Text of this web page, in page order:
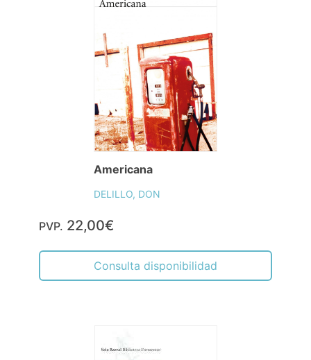
Americana
DELILLO, DON
PVP. 22,00€
Consulta disponibilidad